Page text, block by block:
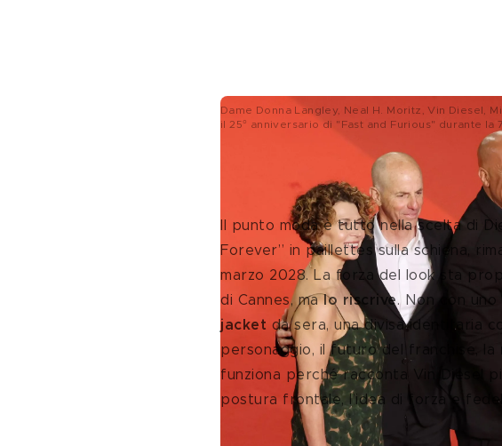
Dame Donna Langley, Neal H. Moritz, Vin Diesel,
il 25° anniversario di "Fast and Furious" durante la
Non un tuxedo, ma una
Il punto moda è tutto nella scelta di
Forever” in paillettes sulla schiena,
marzo 2028. La forza del look sta
di Cannes, ma lo riscrive. Non con uno
jacket da sera, una divisa identitaria
personaggio, il futuro del franchise, la
funziona perché racconta Vin Diesel
postura frontale, l’idea di forza e